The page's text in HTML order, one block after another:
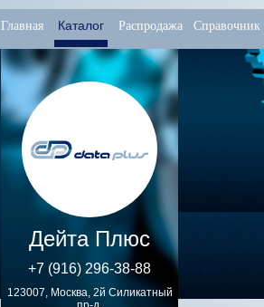
Главная Каталог Распродажа Справочник
Дейта Плюс
+7 (916) 296-38-88
123007, Москва, 2й Силикатный